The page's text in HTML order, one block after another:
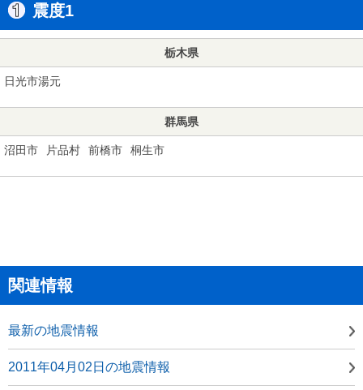
震度1
栃木県
日光市湯元
群馬県
沼田市 片品村 前橋市 桐生市
関連情報
最新の地震情報
2011年04月02日の地震情報